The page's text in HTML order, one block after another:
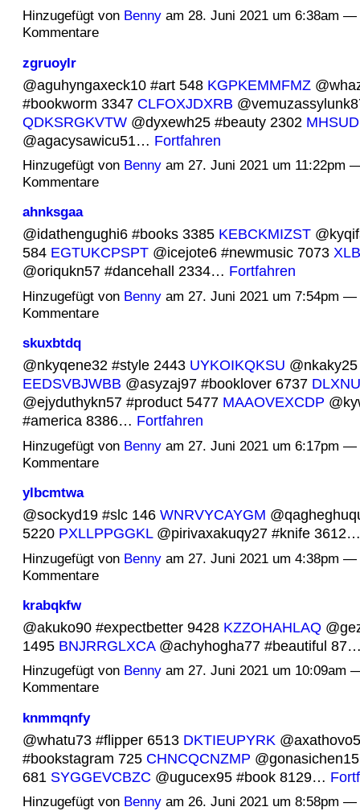
Hinzugefügt von Bennyam 28. Juni 2021 um 6:38am —
Kommentare
zgruoylr
@aguhyngaxeck10 #art 548 KGPKEMMFMZ
#bookworm 3347 CLFOXJDXRB
QDKSRGKVTW@dyxewh25 #beauty 2302
@agacysawicu51… Fortfahren
Hinzugefügt von Bennyam 27. Juni 2021 um 11:22pm
Kommentare
ahnksgaa
@idathengughi6 #books 3385 KEBCKMIZST
584 EGTUKCPSPT@icejote6 #newmusic 7073
@oriqukn57 #dancehall 2334… Fortfahren
Hinzugefügt von Bennyam 27. Juni 2021 um 7:54pm —
Kommentare
skuxbtdq
@nkyqene32 #style 2443 UYKOIKQKSU
EEDSVBJWBB @asyzaj97 #booklover 6737
@ejyduthykn57 #product 5477 MAAOVEXCDP
#america 8386… Fortfahren
Hinzugefügt von Bennyam 27. Juni 2021 um 6:17pm —
Kommentare
ylbcmtwa
@sockyd19 #slc 146 WNRVYCAYGM
5220 PXLLPPGGKL@pirivaxakuqy27 #knife
Hinzugefügt von Bennyam 27. Juni 2021 um 4:38pm —
Kommentare
krabqkfw
@akuko90 #expectbetter 9428 KZZOHAHLAQ
1495 BNJRRGLXCA@achyhogha77 #beautiful
Hinzugefügt von Bennyam 27. Juni 2021 um 10:09am
Kommentare
knmmqnfy
@whatu73 #flipper 6513 DKTIEUPYRK
#bookstagram 725 CHNCQCNZMP
681 SYGGEVCBZC @ugucex95 #book 8129…
Hinzugefügt von Bennyam 26. Juni 2021 um 8:58pm —